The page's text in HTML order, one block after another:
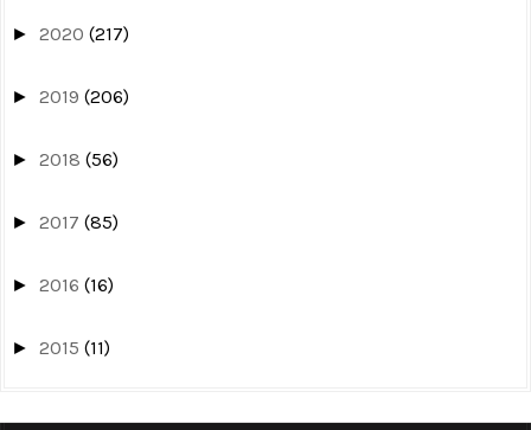
► 2020 (217)
► 2019 (206)
► 2018 (56)
► 2017 (85)
► 2016 (16)
► 2015 (11)